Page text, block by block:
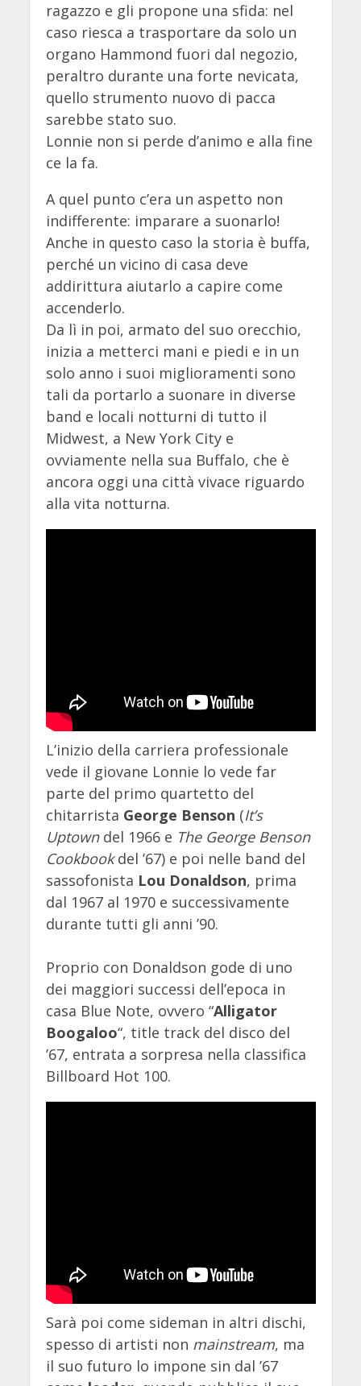
ragazzo e gli propone una sfida: nel
caso riesca a trasportare da solo un
organo Hammond fuori dal negozio,
peraltro durante una forte nevicata,
quello strumento nuovo di pacca
sarebbe stato suo.
Lonnie non si perde d’animo e alla fine
ce la fa.
A quel punto c’era un aspetto non
indifferente: imparare a suonarlo!
Anche in questo caso la storia è buffa,
perché un vicino di casa deve
addirittura aiutarlo a capire come
accenderlo.
Da lì in poi, armato del suo orecchio,
inizia a metterci mani e piedi e in un
solo anno i suoi miglioramenti sono
tali da portarlo a suonare in diverse
band e locali notturni di tutto il
Midwest, a New York City e
ovviamente nella sua Buffalo, che è
ancora oggi una città vivace riguardo
alla vita notturna.
L’inizio della carriera professionale
vede il giovane Lonnie lo vede far
parte del primo quartetto del
chitarrista George Benson (It’s
Uptowndel 1966 e The George Benson
Cookbookdel ’67) e poi nelle band del
sassofonista Lou Donaldson, prima
dal 1967 al 1970 e successivamente
durante tutti gli anni ’90.
Proprio con Donaldson gode di uno
dei maggiori successi dell’epoca in
casa Blue Note, ovvero “Alligator
Boogaloo“, title track del disco del
’67, entrata a sorpresa nella classifica
Billboard Hot 100.
Sarà poi come sideman in altri dischi,
spesso di artisti non mainstream, ma
il suo futuro lo impone sin dal ’67